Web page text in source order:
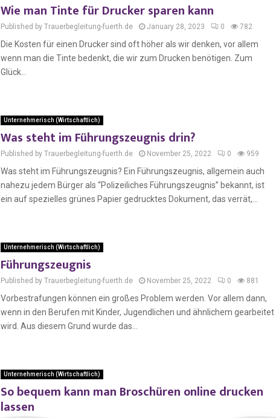
Wie man Tinte für Drucker sparen kann
Published by Trauerbegleitung-fuerth.de January 28, 2023 0 782
Die Kosten für einen Drucker sind oft höher als wir denken, vor allem
wenn man die Tinte bedenkt, die wir zum Drucken benötigen. Zum
Glück...
Unternehmerisch (Wirtschaftlich)
Was steht im Führungszeugnis drin?
Published by Trauerbegleitung-fuerth.de November 25, 2022 0 959
Was steht im Führungszeugnis? Ein Führungszeugnis, allgemein auch
nahezu jedem Bürger als “Polizeiliches Führungszeugnis” bekannt, ist
ein auf spezielles grünes Papier gedrucktes Dokument, das verrät,...
Unternehmerisch (Wirtschaftlich)
Führungszeugnis
Published by Trauerbegleitung-fuerth.de November 25, 2022 0 881
Vorbestrafungen können ein großes Problem werden. Vor allem dann,
wenn in den Berufen mit Kinder, Jugendlichen und ähnlichem gearbeitet
wird. Aus diesem Grund wurde das...
Unternehmerisch (Wirtschaftlich)
So bequem kann man Broschüren online drucken
lassen